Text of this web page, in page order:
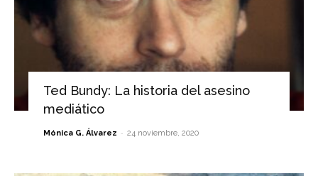
Ted Bundy: La historia del asesino
mediático
Mónica G. Álvarez - 24 noviembre, 2020